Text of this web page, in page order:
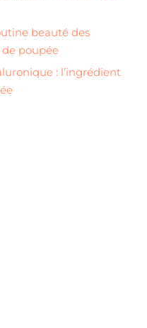
beauté des
poupée
: l’ingrédient